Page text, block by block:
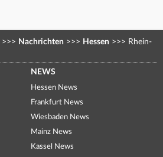
>>> Nachrichten >>> Hessen >>> Rhein-
NEWS
Hessen News
Frankfurt News
Wiesbaden News
Mainz News
Kassel News